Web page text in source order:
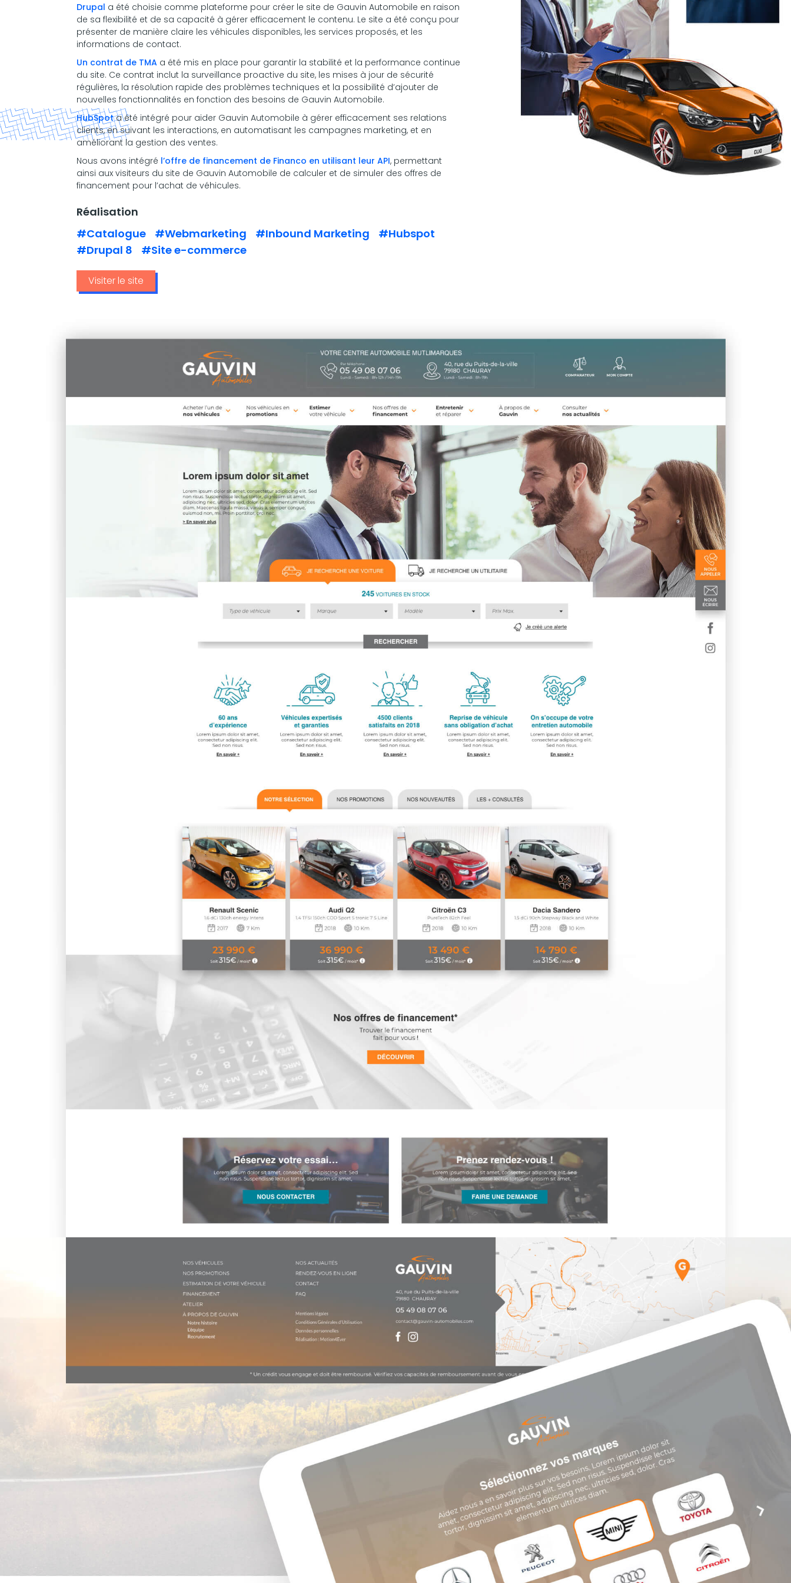
Drupal a été choisie comme plateforme pour créer le site de Gauvin Automobile en raison
de sa flexibilité et de sa capacité à gérer efficacement le contenu. Le site a été conçu pour
présenter de manière claire les véhicules disponibles, les services proposés, et les
informations de contact.
Un contrat de TMA a été mis en place pour garantir la stabilité et la performance continue
du site. Ce contrat inclut la surveillance proactive du site, les mises à jour de sécurité
régulières, la résolution rapide des problèmes techniques et la possibilité d’ajouter de
nouvelles fonctionnalités en fonction des besoins de Gauvin Automobile.
HubSpota été intégré pour aider Gauvin Automobile à gérer efficacement ses relations
clients, en suivant les interactions, en automatisant les campagnes marketing, et en
améliorant la gestion des ventes.
Nous avons intégré l’offre de financement de Financo en utilisant leur API, permettant
ainsi aux visiteurs du site de Gauvin Automobile de calculer et de simuler des offres de
financement pour l’achat de véhicules.
Réalisation
#Catalogue
#Webmarketing #Inbound Marketing
#Hubspot
#Drupal 8
#Site e-commerce
Visiter le site